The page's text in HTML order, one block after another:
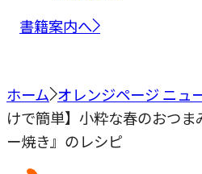
書籍案内へ
ホーム オレンジページ ニュ
けで簡単】小粋な春のおつ
ー焼き』のレシピ